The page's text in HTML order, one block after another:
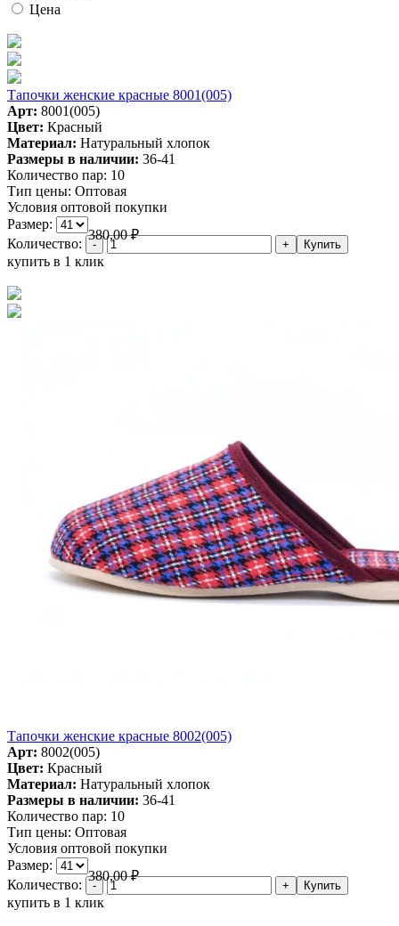
Цена
Тапочки женские красные 8001(005)
Арт: 8001(005)
Цвет: Красный
Материал: Натуральный хлопок
Размеры в наличии: 36-41
Количество пар: 10
Тип цены: Оптовая
Условия оптовой покупки
Размер:
380,00₽
Количество:
купить в 1 клик
Тапочки женские красные 8002(005)
Арт: 8002(005)
Цвет: Красный
Материал: Натуральный хлопок
Размеры в наличии: 36-41
Количество пар: 10
Тип цены: Оптовая
Условия оптовой покупки
Размер:
380,00₽
Количество:
купить в 1 клик